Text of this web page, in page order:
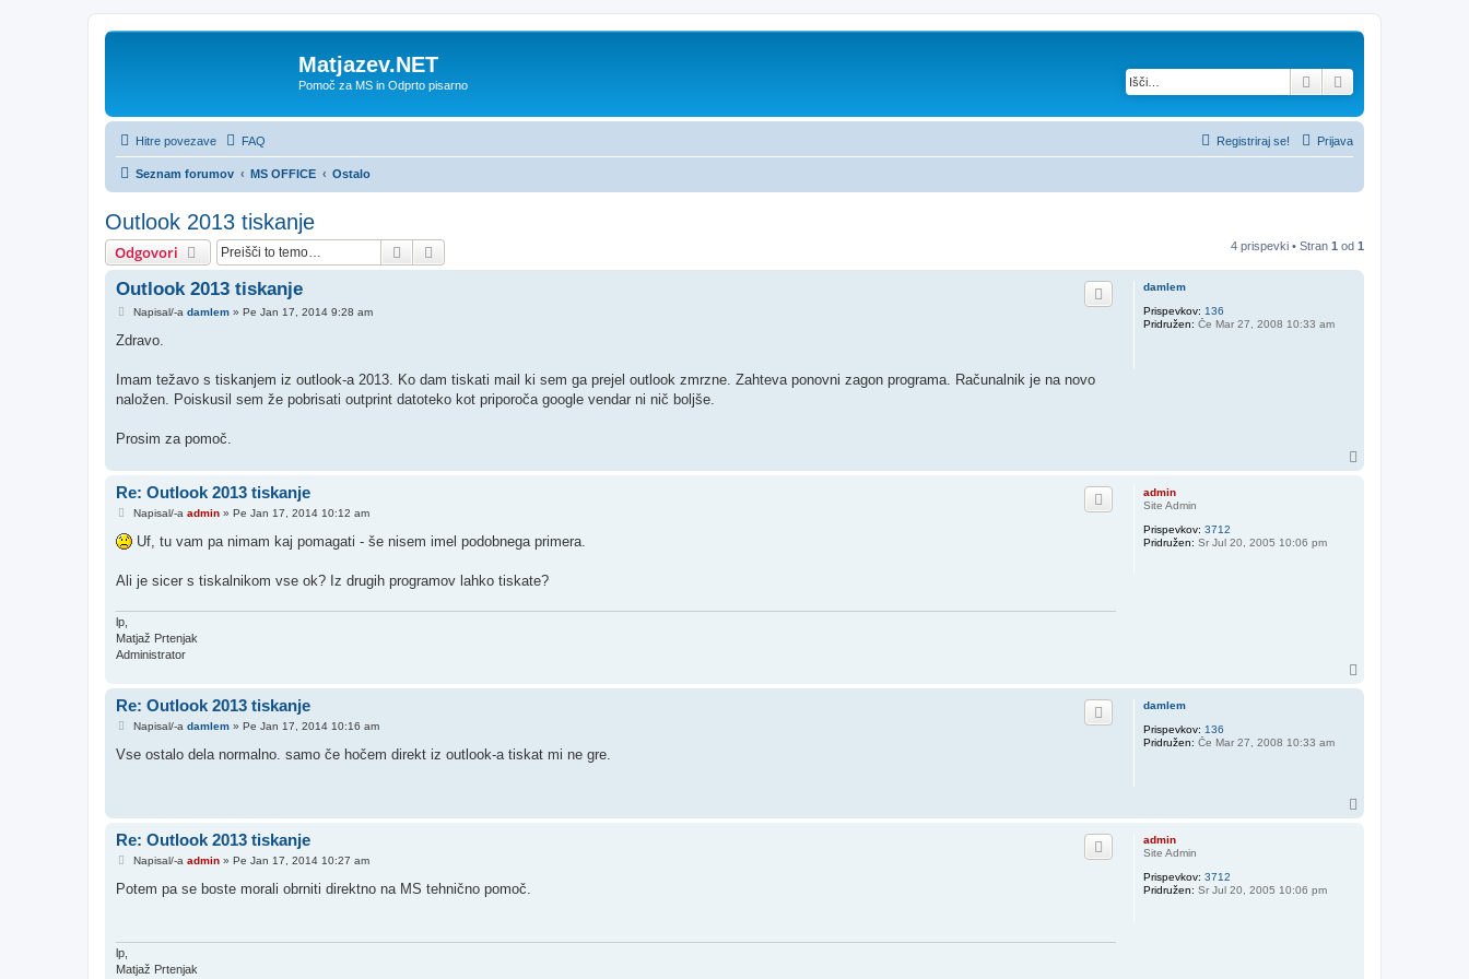
Matjazev.NET
Pomoč za MS in Odprto pisarno Iskanje
Hitre povezave FAQ Prijava
Registriraj se!
Seznam forumov MS OFFICE Ostalo
Outlook 2013 tiskanje
Odgovori Iskanje 4 prispevki • Stran 1 od 1
damlem
Prispevkov: 136
Pridružen: Če Mar 27, 2008 10:33 am
Outlook 2013 tiskanje
O
g
o
Napisal/-a damlem» Pe Jan 17, 2014 9:28 am
Zdravo.
Imam težavo s tiskanjem iz outlook-a 2013. Ko dam tiskati mail ki sem ga prejel outlook zmrzne. Zahteva ponovni zagon programa. Računalnik je na novo
naložen. Poiskusil sem že pobrisati outprint datoteko kot priporoča google vendar ni nič boljše.
Prosim za pomoč.
admin
Site Admin
Prispevkov: 3712
Pridružen: Sr Jul 20, 2005 10:06 pm
Re: Outlook 2013 tiskanje
O
g
o
o
Napisal/-a admin» Pe Jan 17, 2014 10:12 am
Uf, tu vam pa nimam kaj pomagati - še nisem imel podobnega primera.
Ali je sicer s tiskalnikom vse ok? Iz drugih programov lahko tiskate?
lp,
Matjaž Prtenjak
Administrator
damlem
Prispevkov: 136
Pridružen: Če Mar 27, 2008 10:33 am
Re: Outlook 2013 tiskanje
O
g
Napisal/-a damlem» Pe Jan 17, 2014 10:16 am
Vse ostalo dela normalno. samo če hočem direkt iz outlook-a tiskat mi ne gre.
admin
Site Admin
Prispevkov: 3712
Pridružen: Sr Jul 20, 2005 10:06 pm
Re: Outlook 2013 tiskanje
O
g
Napisal/-a admin» Pe Jan 17, 2014 10:27 am
Potem pa se boste morali obrniti direktno na MS tehnično pomoč.
lp,
Matjaž Prtenjak